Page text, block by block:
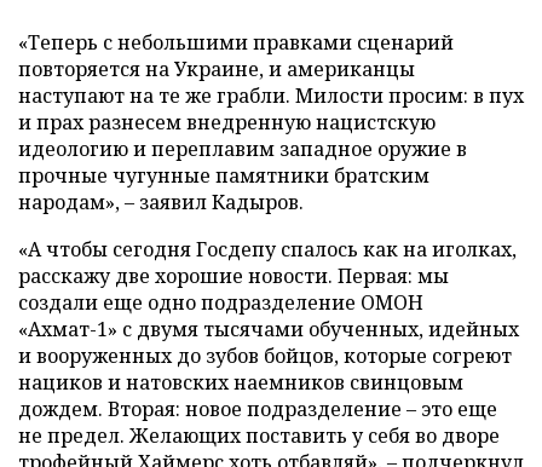
«Теперь с небольшими правками сценарий
повторяется на Украине, и американцы
наступают на те же грабли. Милости просим: в пух
и прах разнесем внедренную нацистскую
идеологию и переплавим западное оружие в
прочные чугунные памятники братским
народам», – заявил Кадыров.
«А чтобы сегодня Госдепу спалось как на иголках,
расскажу две хорошие новости. Первая: мы
создали еще одно подразделение ОМОН
«Ахмат-1» с двумя тысячами обученных, идейных
и вооруженных до зубов бойцов, которые согреют
нациков и натовских наемников свинцовым
дождем. Вторая: новое подразделение – это еще
не предел. Желающих поставить у себя во дворе